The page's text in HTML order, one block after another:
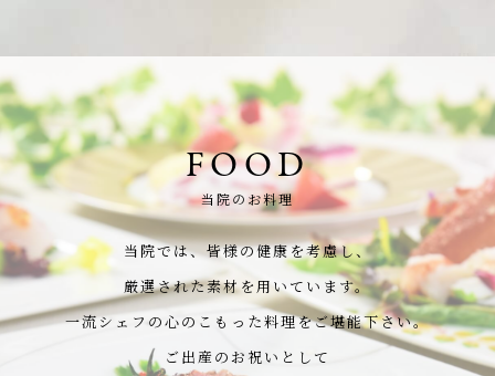
FOOD
当院のお料理
当院では、皆様の健康を考慮し、
厳選された素材を用いています。
一流シェフの心のこもった料理をご堪能下さい。
ご出産のお祝いとして